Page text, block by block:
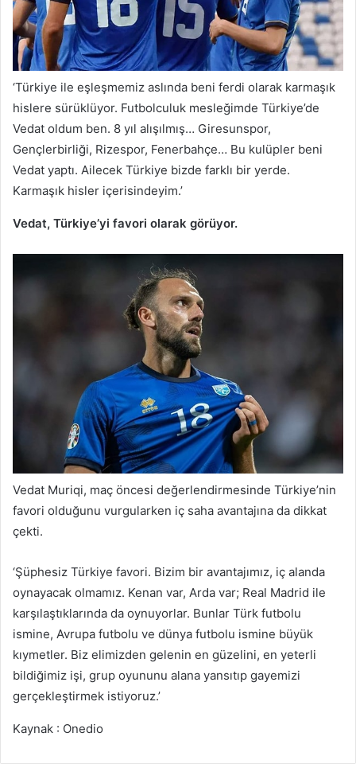
‘Türkiye ile eşleşmemiz aslında beni ferdi olarak karmaşık
hislere sürüklüyor. Futbolculuk mesleğimde Türkiye’de
Vedat oldum ben. 8 yıl alışılmış… Giresunspor,
Gençlerbirliği, Rizespor, Fenerbahçe… Bu kulüpler beni
Vedat yaptı. Ailecek Türkiye bizde farklı bir yerde.
Karmaşık hisler içerisindeyim.’
Vedat, Türkiye’yi favori olarak görüyor.
Vedat Muriqi, maç öncesi değerlendirmesinde Türkiye’nin
favori olduğunu vurgularken iç saha avantajına da dikkat
çekti.
‘Şüphesiz Türkiye favori. Bizim bir avantajımız, iç alanda
oynayacak olmamız. Kenan var, Arda var; Real Madrid ile
karşılaştıklarında da oynuyorlar. Bunlar Türk futbolu
ismine, Avrupa futbolu ve dünya futbolu ismine büyük
kıymetler. Biz elimizden gelenin en güzelini, en yeterli
bildiğimiz işi, grup oyununu alana yansıtıp gayemizi
gerçekleştirmek istiyoruz.’
Kaynak : Onedio